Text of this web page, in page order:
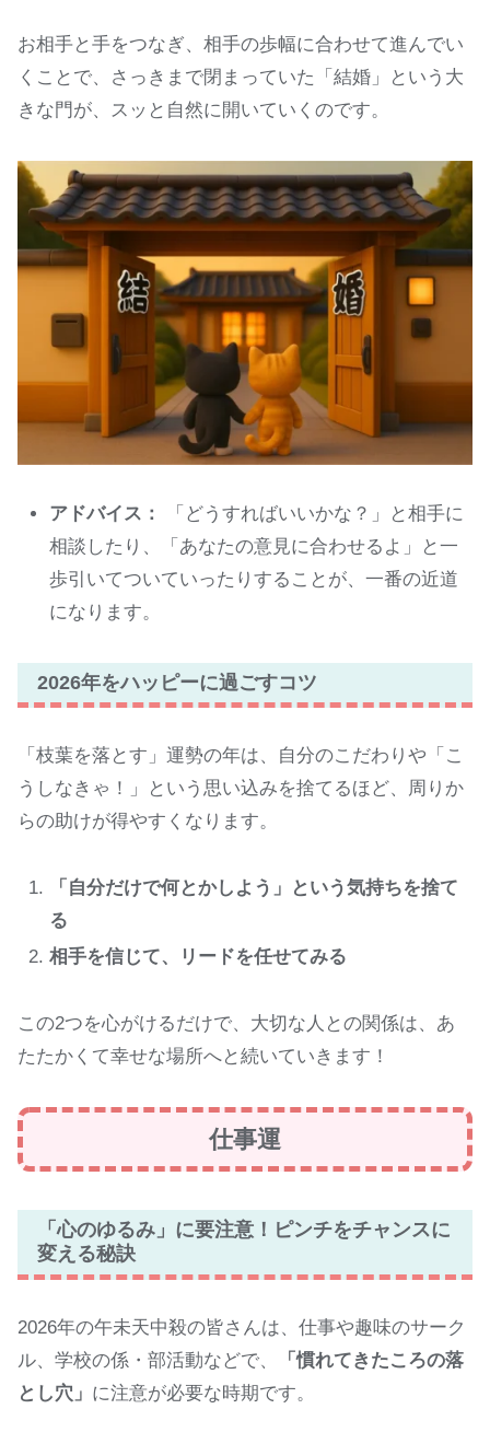
お相手と手をつなぎ、相手の歩幅に合わせて進んでい
くことで、さっきまで閉まっていた「結婚」という大
きな門が、スッと自然に開いていくのです。
アドバイス：
「どうすればいいかな？」と相手に
相談したり、「あなたの意見に合わせるよ」と一
歩引いてついていったりすることが、一番の近道
になります。
2026年をハッピーに過ごすコツ
「枝葉を落とす」運勢の年は、自分のこだわりや「こ
うしなきゃ！」という思い込みを捨てるほど、周りか
らの助けが得やすくなります。
「自分だけで何とかしよう」という気持ちを捨て
る
相手を信じて、リードを任せてみる
この2つを心がけるだけで、大切な人との関係は、あ
たたかくて幸せな場所へと続いていきます！
仕事運
「心のゆるみ」に要注意！ピンチをチャンスに
変える秘訣
2026年の午未天中殺の皆さんは、仕事や趣味のサーク
ル、学校の係・部活動などで、
「慣れてきたころの落
とし穴」 に注意が必要な時期です。